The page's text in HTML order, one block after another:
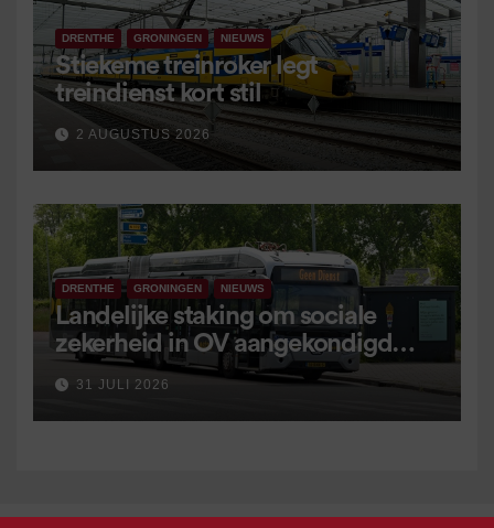
DRENTHE GRONINGEN NIEUWS
Stiekeme treinroker legt
treindienst kort stil
2 AUGUSTUS 2026
DRENTHE GRONINGEN NIEUWS
Landelijke staking om sociale
zekerheid in OV aangekondigd
voor 9 september
31 JULI 2026